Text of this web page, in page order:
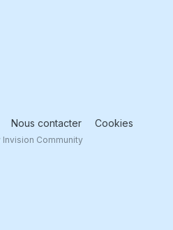
Nous contacter Cookies
Community